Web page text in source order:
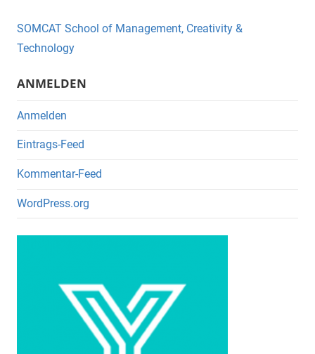
o
o
k
SOMCAT School of Management, Creativity &
Technology
ANMELDEN
Anmelden
Eintrags-Feed
Kommentar-Feed
WordPress.org